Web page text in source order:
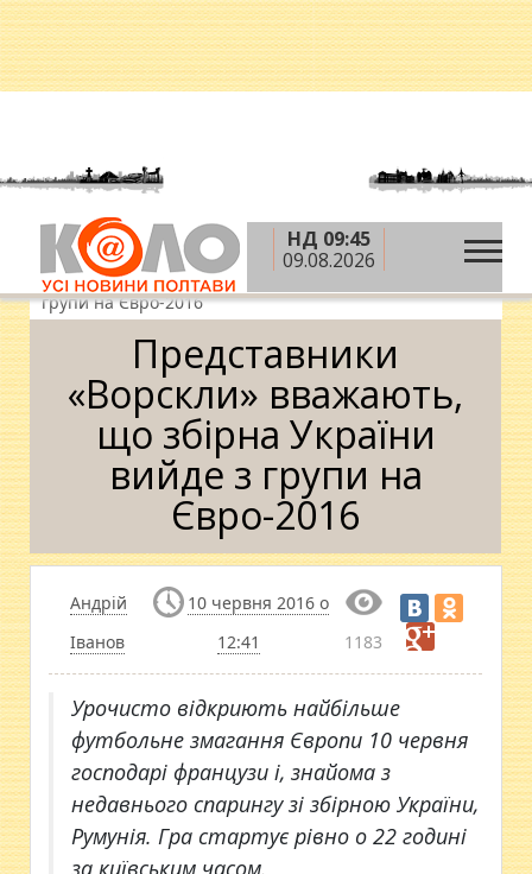
НД 09:45
09.08.2026
Головна » Новини » Спорт »Представники
«Ворскли» вважають, що збірна України вийде з
групи на Євро-2016
Представники
«Ворскли» вважають,
що збірна України
вийде з групи на
Євро-2016
Андрій
Іванов
10 червня 2016 о
12:41
1183
Урочисто відкриють найбільше
футбольне змагання Європи 10 червня
господарі французи і, знайома з
недавнього спарингу зі збірною України,
Румунія. Гра стартує рівно о 22 годині
за київським часом.